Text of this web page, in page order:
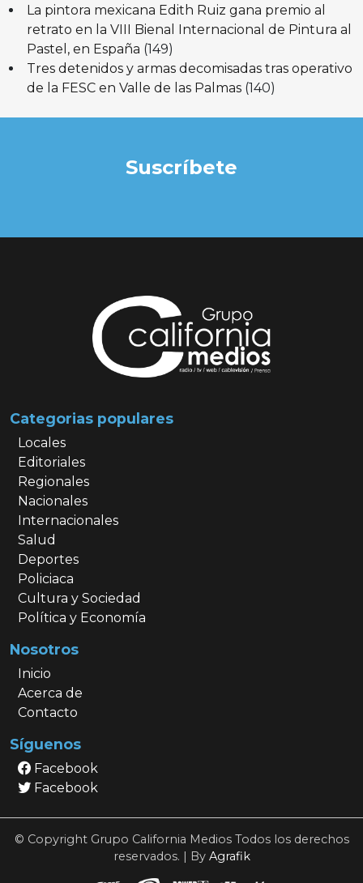
La pintora mexicana Edith Ruiz gana premio al
retrato en la VIII Bienal Internacional de Pintura al
Pastel, en España (149)
Tres detenidos y armas decomisadas tras operativo
de la FESC en Valle de las Palmas (140)
Suscríbete
Categorias populares
Locales
Editoriales
Regionales
Nacionales
Internacionales
Salud
Deportes
Policiaca
Cultura y Sociedad
Política y Economía
Nosotros
Inicio
Acerca de
Contacto
Síguenos
Facebook
Facebook
© Copyright Grupo California Medios Todos los derechos
reservados. | By Agrafik